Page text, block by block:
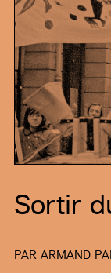
Sortir
PARARMAND